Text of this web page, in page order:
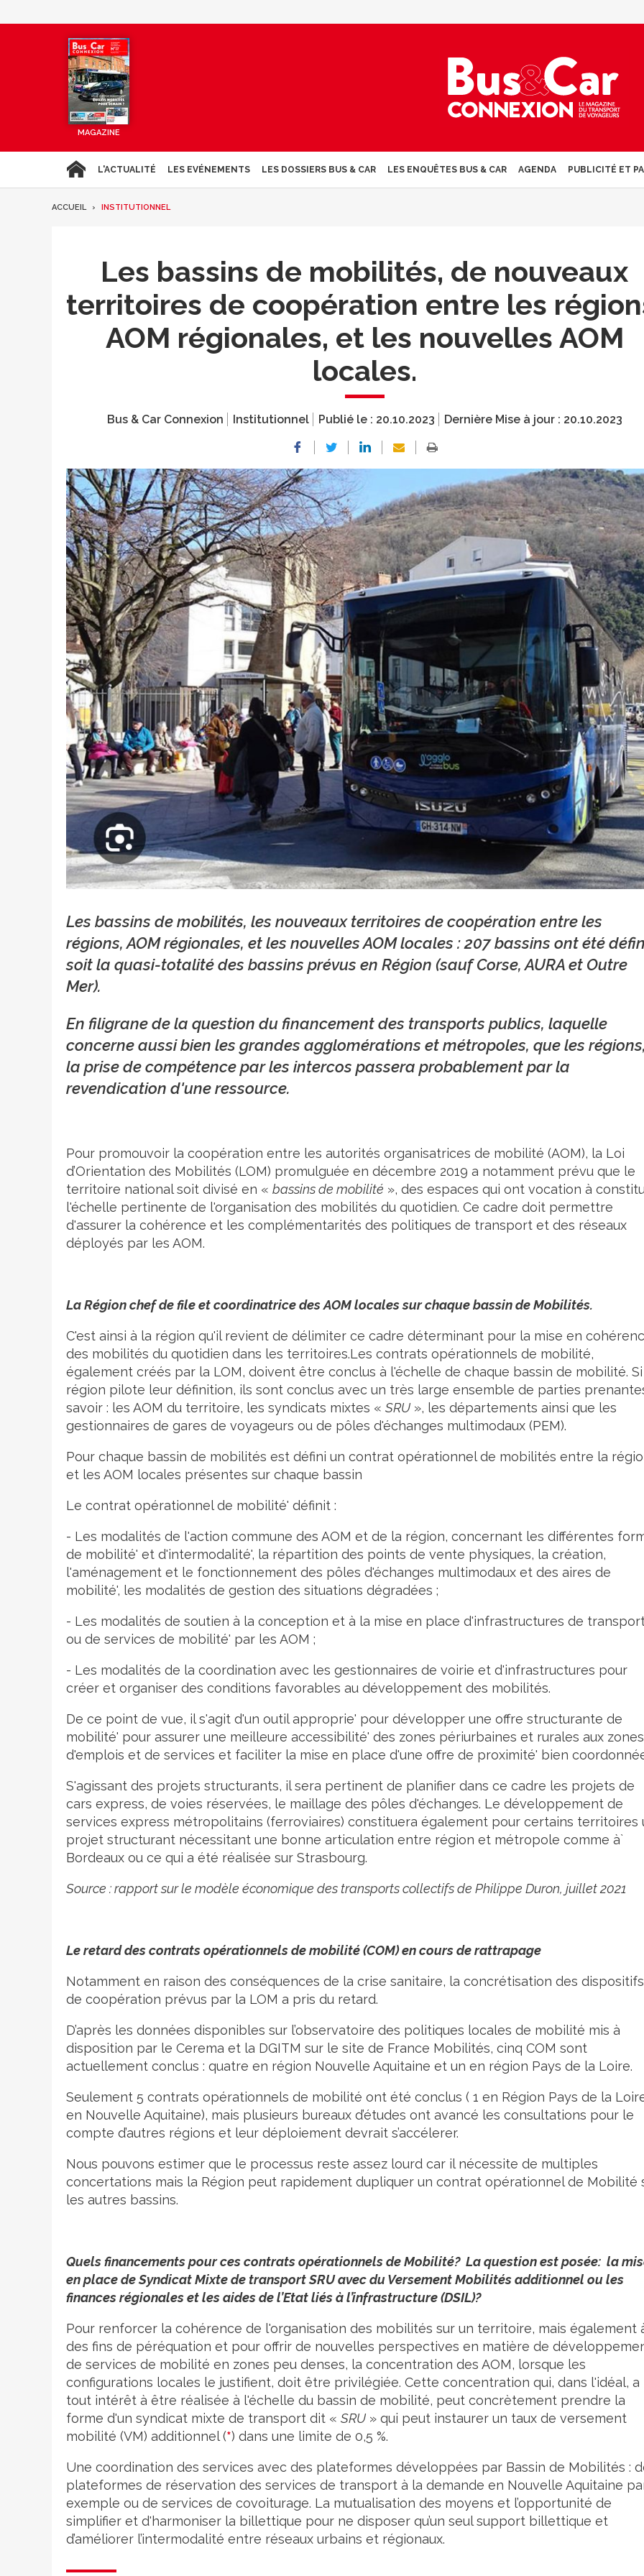
MAGAZINE
L'ACTUALITÉ LES EVÉNEMENTS LES DOSSIERS BUS & CAR LES ENQUÊTES BUS & CAR AGENDA PUBLICITÉ ET
ACCUEIL INSTITUTIONNEL
Les bassins de mobilités, de nouveaux
territoires de coopération entre les
AOM régionales, et les nouvelles AOM
locales.
Bus & Car Connexion Institutionnel Publié le : 20.10.2023 Dernière Mise à jour : 20.10.2023
Crédit photo Agglo Bus
Les bassins de mobilités, les nouveaux territoires de coopération entre les
régions, AOM régionales, et les nouvelles AOM locales : 207 bassins ont été
soit la quasi-totalité des bassins prévus en Région (sauf Corse, AURA et Outre
Mer).
En filigrane de la question du financement des transports publics, laquelle
concerne aussi bien les grandes agglomérations et métropoles, que les
la prise de compétence par les intercos passera probablement par la
revendication d'une ressource.
Pour promouvoir la coopération entre les autorités organisatrices de mobilité (AOM), la Loi
d’Orientation des Mobilités (LOM) promulguée en décembre 2019 a notamment prévu que le
territoire national soit divisé en « bassins de mobilité », des espaces qui ont vocation à
l'échelle pertinente de l'organisation des mobilités du quotidien. Ce cadre doit permettre
d'assurer la cohérence et les complémentarités des politiques de transport et des réseaux
déployés par les AOM.
La Région chef de file et coordinatrice des AOM locales sur chaque bassin de Mobilités.
C'est ainsi à la région qu'il revient de délimiter ce cadre déterminant pour la mise en
des mobilités du quotidien dans les territoires.Les contrats opérationnels de mobilité,
également créés par la LOM, doivent être conclus à l'échelle de chaque bassin de mobilité.
région pilote leur définition, ils sont conclus avec un très large ensemble de parties
savoir : les AOM du territoire, les syndicats mixtes « SRU », les départements ainsi que les
gestionnaires de gares de voyageurs ou de pôles d'échanges multimodaux (PEM).
Pour chaque bassin de mobilités est défini un contrat opérationnel de mobilités entre la
et les AOM locales présentes sur chaque bassin
Le contrat opérationnel de mobilité' définit :
- Les modalités de l'action commune des AOM et de la région, concernant les différentes
de mobilité' et d'intermodalité', la répartition des points de vente physiques, la création,
l'aménagement et le fonctionnement des pôles d'échanges multimodaux et des aires de
mobilité', les modalités de gestion des situations dégradées ;
- Les modalités de soutien à la conception et à la mise en place d'infrastructures de
ou de services de mobilité' par les AOM ;
- Les modalités de la coordination avec les gestionnaires de voirie et d'infrastructures pour
créer et organiser des conditions favorables au développement des mobilités.
De ce point de vue, il s'agit d'un outil approprie' pour développer une offre structurante de
mobilité' pour assurer une meilleure accessibilité' des zones périurbaines et rurales aux zones
d'emplois et de services et faciliter la mise en place d'une offre de proximité' bien
S'agissant des projets structurants, il sera pertinent de planifier dans ce cadre les projets de
cars express, de voies réservées, le maillage des pôles d'échanges. Le développement de
services express métropolitains (ferroviaires) constituera également pour certains territoires
projet structurant nécessitant une bonne articulation entre région et métropole comme à`
Bordeaux ou ce qui a été réalisée sur Strasbourg.
Source : rapport sur le modèle économique des transports collectifs de Philippe Duron, juillet 2021
Le retard des contrats opérationnels de mobilité (COM) en cours de rattrapage
Notamment en raison des conséquences de la crise sanitaire, la concrétisation des dispositifs
de coopération prévus par la LOM a pris du retard.
D’après les données disponibles sur l’observatoire des politiques locales de mobilité mis à
disposition par le Cerema et la DGITM sur le site de France Mobilités, cinq COM sont
actuellement conclus : quatre en région Nouvelle Aquitaine et un en région Pays de la Loire.
Seulement 5 contrats opérationnels de mobilité ont été conclus ( 1 en Région Pays de la
en Nouvelle Aquitaine), mais plusieurs bureaux d’études ont avancé les consultations pour le
compte d’autres régions et leur déploiement devrait s’accélerer.
Nous pouvons estimer que le processus reste assez lourd car il nécessite de multiples
concertations mais la Région peut rapidement dupliquer un contrat opérationnel de Mobilité
les autres bassins.
Quels financements pour ces contrats opérationnels de Mobilité? La question est posée: la
en place de Syndicat Mixte de transport SRU avec du Versement Mobilités additionnel ou les
finances régionales et les aides de l’Etat liés à l’infrastructure (DSIL)?
Pour renforcer la cohérence de l'organisation des mobilités sur un territoire, mais également
des fins de péréquation et pour offrir de nouvelles perspectives en matière de
de services de mobilité en zones peu denses, la concentration des AOM, lorsque les
configurations locales le justifient, doit être privilégiée. Cette concentration qui, dans l'idéal, a
tout intérêt à être réalisée à l'échelle du bassin de mobilité, peut concrètement prendre la
forme d'un syndicat mixte de transport dit « SRU » qui peut instaurer un taux de versement
mobilité (VM) additionnel (*) dans une limite de 0,5 %.
Une coordination des services avec des plateformes développées par Bassin de Mobilités :
plateformes de réservation des services de transport à la demande en Nouvelle Aquitaine
exemple ou de services de covoiturage. La mutualisation des moyens et l’opportunité de
simplifier et d'harmoniser la billettique pour ne disposer qu’un seul support billettique et
d’améliorer l’intermodalité entre réseaux urbains et régionaux.